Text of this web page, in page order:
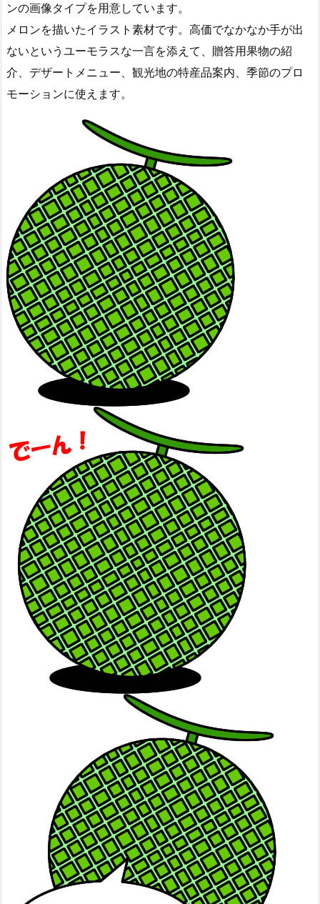
ンの画像タイプを用意しています。
メロンを描いたイラスト素材です。高価でなかなか手が出
ないというユーモラスな一言を添えて、贈答用果物の紹
介、デザートメニュー、観光地の特産品案内、季節のプロ
モーションに使えます。